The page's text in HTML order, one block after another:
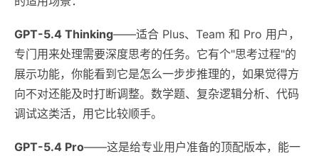
GPT-5.4 Thinking——适合 Plus、Team 和 Pro 用户，
专门用来处理需要深度思考的任务。它有个"思考过程"的
展示功能，你能看到它是怎么一步步推理的，如果觉得方
向不对还能及时打断调整。数学题、复杂逻辑分析、代码
调试这类活，用它比较顺手。
GPT-5.4 Pro——这是给专业用户准备的顶配版本，能一